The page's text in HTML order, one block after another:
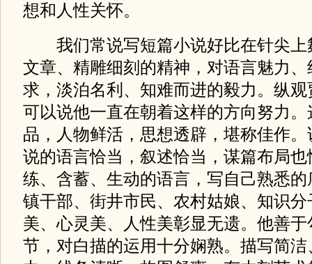
想和人性关怀。
我们常说写短篇小说好比在针尖上
文章、精雕细刻的精神，对语言魅力
求，淡泊名利、知难而进的毅力。纵
可以说他一直在朝着这样的方向努力
品，人物鲜活，思想透辟，堪称佳作
说的语言恰当，叙述恰当，谋篇布局
练、含蓄、生动的语言，写自己熟悉
镇干部、街井市民、农村姑娘、知识
美、心灵美、人性美彰显无遗。他善
节，对白描的运用十分娴熟。描写简